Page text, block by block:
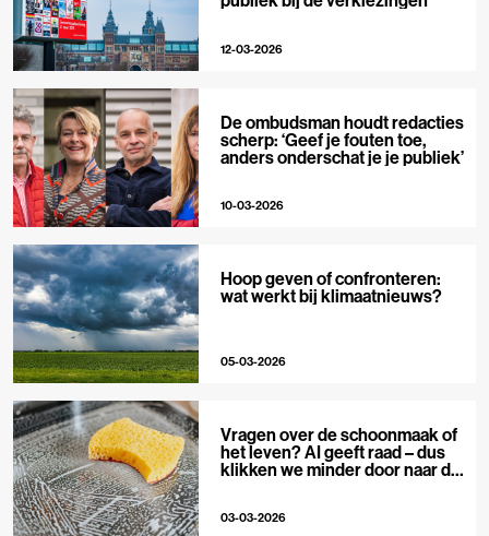
12-03-2026
De ombudsman houdt redacties
scherp: ‘Geef je fouten toe,
anders onderschat je je publiek’
10-03-2026
Hoop geven of confronteren:
wat werkt bij klimaatnieuws?
05-03-2026
Vragen over de schoonmaak of
het leven? AI geeft raad – dus
klikken we minder door naar de
03-03-2026